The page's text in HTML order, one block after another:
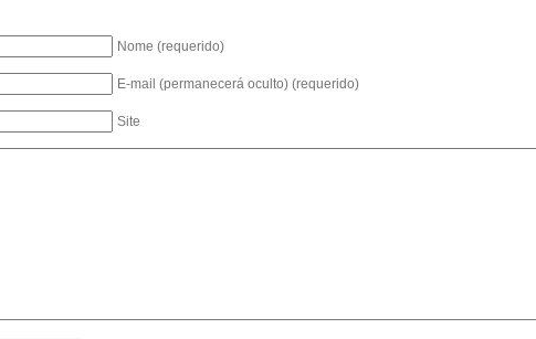
Nome (requerido)
E-mail (permanecerá oculto) (requerido)
Site